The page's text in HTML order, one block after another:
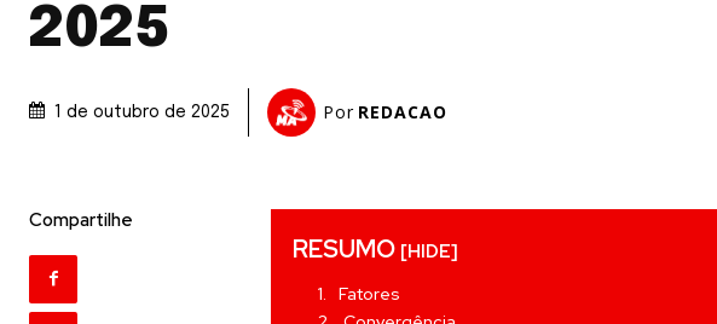
2025
1 de outubro de 2025 Por REDACAO
Compartilhe
RESUMO [HIDE]
Fatores